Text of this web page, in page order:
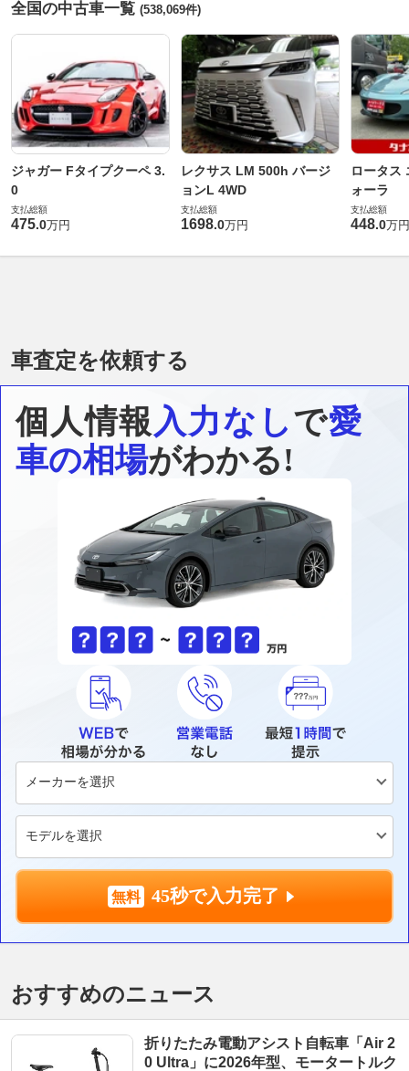
全国の中古車一覧 (538,069件)
ジャガー Fタイプクーペ 3.
0
支払総額
475.0万円
レクサス LM 500h バージ
ョンL 4WD
支払総額
1698.0万円
ロータス
ォーラ
支払総額
448.0万円
車査定を依頼する
個人情報 入力なしで愛
車の相場がわかる!
45秒で入力完了
おすすめのニュース
折りたたみ電動アシスト自転車「Air 2
0 Ultra」に2026年型、モータートルク